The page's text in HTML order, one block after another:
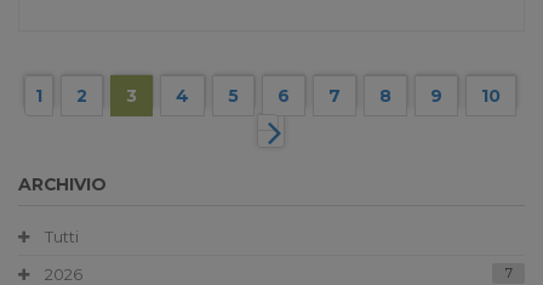
1 2 3 4 5 6 7 8 9 10
ARCHIVIO
Tutti
2026
7